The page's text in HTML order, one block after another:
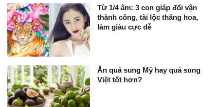
Từ 1/4 âm: 3 con giáp đổi vận
thành công, tài lộc thăng hoa,
làm giàu cực dễ
Ăn quả sung Mỹ hay quả sung
Việt tốt hơn?